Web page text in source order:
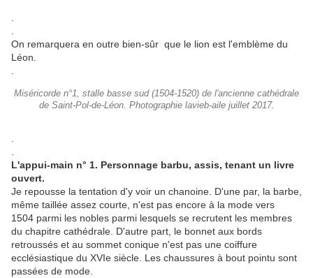
On remarquera en outre bien-sûr que le lion est l'emblème du
Léon.
Miséricorde n°1, stalle basse sud (1504-1520) de l'ancienne cathédrale
de Saint-Pol-de-Léon. Photographie lavieb-aile juillet 2017.
L'appui-main n° 1. Personnage barbu, assis, tenant un livre
ouvert.
Je repousse la tentation d'y voir un chanoine. D'une par, la barbe,
même taillée assez courte, n'est pas encore à la mode vers
1504 parmi les nobles parmi lesquels se recrutent les membres
du chapitre cathédrale. D'autre part, le bonnet aux bords
retroussés et au sommet conique n'est pas une coiffure
ecclésiastique du XVIe siècle. Les chaussures à bout pointu sont
passées de mode.